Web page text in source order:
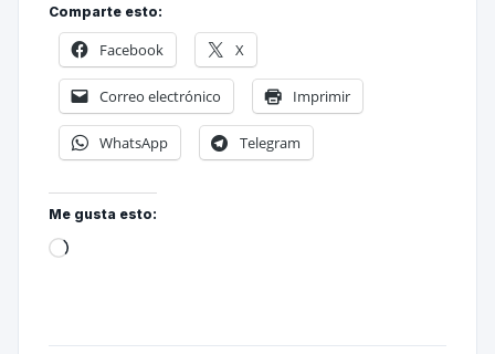
Comparte esto:
Facebook X
Correo electrónico Imprimir
WhatsApp Telegram
Me gusta esto: